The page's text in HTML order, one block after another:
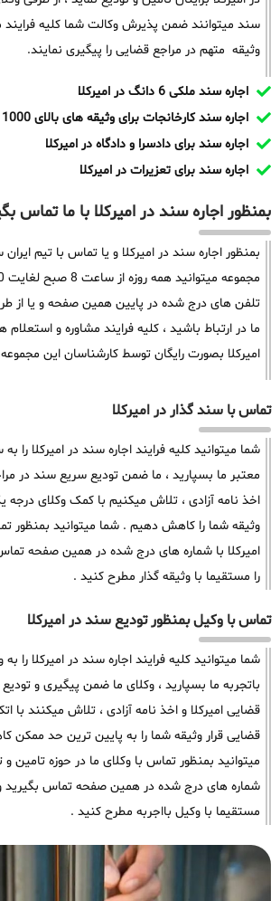
سند میتوانند ضمن پذیرش وکالت شما کلیه فرایند
وثیقه متهم در مراجع قضایی را پیگیری نمایند.
اجاره سند ملکی 6 دانگ در امیرکلا
اجاره سند کارخانجات برای وثیقه های بالای 1000 میلیارد در امیرکلا
اجاره سند برای دادسرا و دادگاه در امیرکلا
اجاره سند برای تعزیرات در امیرکلا
بمنظور اجاره سند در امیرکلا با ما تماس
بمنظور اجاره سند در امیرکلا و یا تماس با تیم
تلفن های درج شده در پایین همین صفحه و یا از
ما در ارتباط باشید ، کلیه فرایند مشاوره و
امیرکلا بصورت رایگان توسط کارشناسان این
تماس با سند گذار در امیرکلا
شما میتوانید کلیه فرایند اجاره سند در امیرکلا را
معتبر ما بسپارید ، ما ضمن تودیع سریع سند در
اخذ نامه آزادی ، تلاش میکنیم با کمک وکلای درجه
وثیقه شما را کاهش دهیم . شما میتوانید بمنظور
امیرکلا با شماره های درج شده در همین صفحه
را مستقیما با وثیقه گذار مطرح کنید .
تماس با وکیل بمنظور تودیع سند در امیرکلا
شما میتوانید کلیه فرایند اجاره سند در امیرکلا
باتجربه ما بسپارید ، وکلای ما ضمن پیگیری و
قضایی امیرکلا و اخذ نامه آزادی ، تلاش میکنند با
قضایی قرار وثیقه شما را به پایین ترین حد
میتوانید بمنظور تماس با وکلای ما در حوزه تامین و
شماره های درج شده در همین صفحه تماس بگیرید
مستقیما با وکیل بااجربه مطرح کنید .